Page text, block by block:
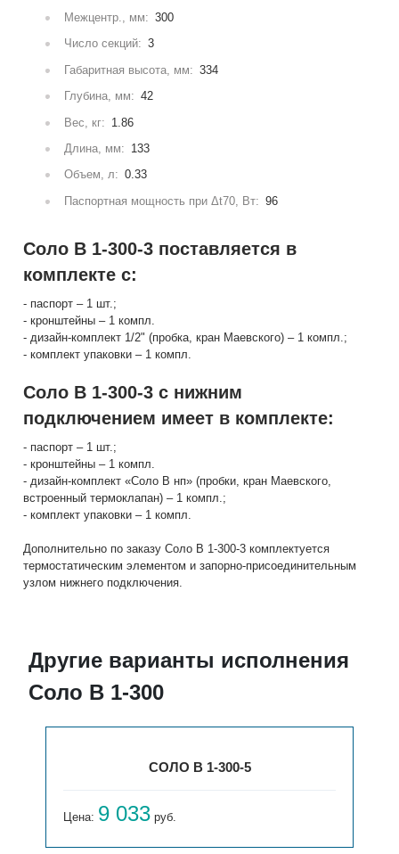
Межцентр., мм: 300
Число секций: 3
Габаритная высота, мм: 334
Глубина, мм: 42
Вес, кг: 1.86
Длина, мм: 133
Объем, л: 0.33
Паспортная мощность при Δt70, Вт: 96
Соло В 1-300-3 поставляется в
комплекте с:
- паспорт – 1 шт.;
- кронштейны – 1 компл.
- дизайн-комплект 1/2" (пробка, кран Маевского) – 1 компл.;
- комплект упаковки – 1 компл.
Соло В 1-300-3 с нижним
подключением имеет в комплекте:
- паспорт – 1 шт.;
- кронштейны – 1 компл.
- дизайн-комплект «Соло В нп» (пробки, кран Маевского,
встроенный термоклапан) – 1 компл.;
- комплект упаковки – 1 компл.
Дополнительно по заказу Соло В 1-300-3 комплектуется
термостатическим элементом и запорно-присоединительным
узлом нижнего подключения.
Другие варианты исполнения
Соло В 1-300
СОЛО В 1-300-5
Цена: 9 033 руб.